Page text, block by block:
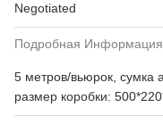
Negotiated
Подробная Информация
5 метров/вьюрок, сумка
размер коробки: